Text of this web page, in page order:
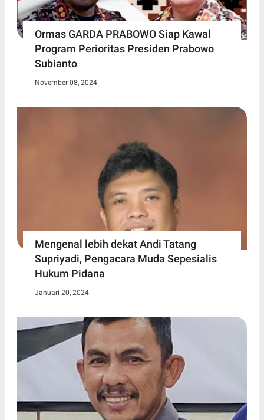
Ormas GARDA PRABOWO Siap Kawal
Program Perioritas Presiden Prabowo
Subianto
November 08, 2024
Mengenal lebih dekat Andi Tatang
Supriyadi, Pengacara Muda Sepesialis
Hukum Pidana
Januari 20, 2024